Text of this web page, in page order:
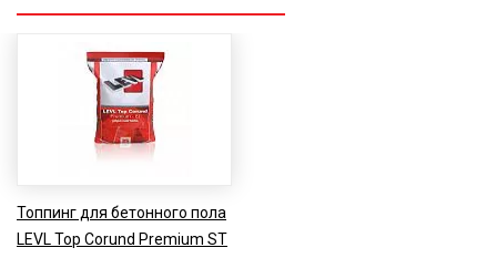
Топпинг для бетонного пола
LEVL Top Corund Premium ST